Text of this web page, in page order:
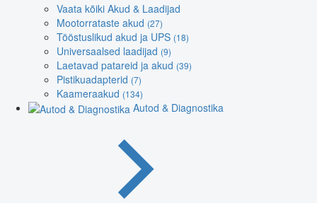
Vaata kõiki Akud & Laadijad
Mootorrataste akud (27)
Tööstuslikud akud ja UPS (18)
Universaalsed laadijad (9)
Laetavad patareid ja akud (39)
Pistikuadapterid (7)
Kaameraakud (134)
Autod & Diagnostika